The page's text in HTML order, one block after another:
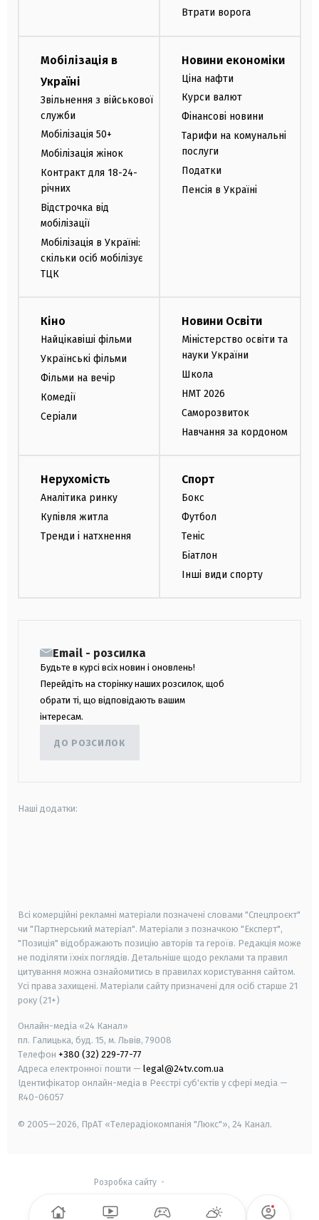
Втрати ворога
Мобілізація в
Україні
Звільнення з військової
служби
Мобілізація 50+
Мобілізація жінок
Контракт для 18-24-
річних
Відстрочка від
мобілізації
Мобілізація в Україні:
скільки осіб мобілізує
ТЦК
Новини економіки
Ціна нафти
Курси валют
Фінансові новини
Тарифи на комунальні
послуги
Податки
Пенсія в Україні
Кіно
Найцікавіші фільми
Українські фільми
Фільми на вечір
Комедії
Серіали
Новини Освіти
Міністерство освіти та
науки України
Школа
НМТ 2026
Саморозвиток
Навчання за кордоном
Нерухомість
Аналітика ринку
Купівля житла
Тренди і натхнення
Спорт
Бокс
Футбол
Теніс
Біатлон
Інші види спорту
Email - розсилка
Будьте в курсі всіх новин і оновлень!
Перейдіть на сторінку наших розсилок, щоб
обрати ті, що відповідають вашим
інтересам.
ДО РОЗСИЛОК
Наші додатки:
Всі комерційні рекламні матеріали позначені словами "Спецпроєкт"
чи "Партнерський матеріал". Матеріали з позначкою "Експерт",
"Позиція" відображають позицію авторів та героїв. Редакція може
не поділяти їхніх поглядів. Детальніше щодо реклами та правил
цитування можна ознайомитись в правилах користування сайтом.
Усі права захищені. Матеріали сайту призначені для осіб старше 21
року (21+)
Онлайн-медіа «24 Канал»
пл. Галицька, буд. 15, м. Львів, 79008
Телефон +380 (32) 229-77-77
Адреса електронної пошти — legal@24tv.com.ua
Ідентифікатор онлайн-медіа в Реєстрі суб'єктів у сфері медіа —
R40-06057
© 2005—2026, ПрАТ «Телерадіокомпанія "Люкс"», 24 Канал.
Розробка сайту-